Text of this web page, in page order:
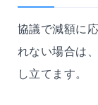
協議で減額に
れない場合は
し立てます。